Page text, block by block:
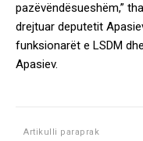
pazëvëndësueshëm,”
drejtuar deputetit
funksionarët e LSDM
Apasiev.
Artikulli paraprak